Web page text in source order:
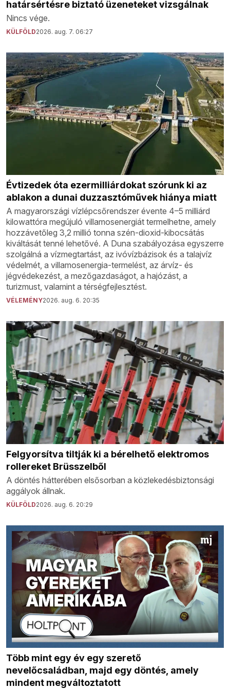
határsértésre biztató üzeneteket vizsgálnak
Nincs vége.
KÜLFÖLD2026. aug. 7. 06:27
Évtizedek óta ezermilliárdokat szórunk ki az
ablakon a dunai duzzasztóművek hiánya miatt
A magyarországi vízlépcsőrendszer évente 4–5 milliárd
kilowattóra megújuló villamosenergiát termelhetne, amely
hozzávetőleg 3,2 millió tonna szén-dioxid-kibocsátás
kiváltását tenné lehetővé. A Duna szabályozása egyszerre
szolgálná a vízmegtartást, az ivóvízbázisok és a talajvíz
védelmét, a villamosenergia-termelést, az árvíz- és
jégvédekezést, a mezőgazdaságot, a hajózást, a
turizmust, valamint a térségfejlesztést.
VÉLEMÉNY2026. aug. 6. 20:35
Felgyorsítva tiltják ki a bérelhető elektromos
rollereket Brüsszelből
A döntés hátterében elsősorban a közlekedésbiztonsági
aggályok állnak.
KÜLFÖLD2026. aug. 6. 20:29
Több mint egy év egy szerető
nevelőcsaládban, majd egy döntés, amely
mindent megváltoztatott